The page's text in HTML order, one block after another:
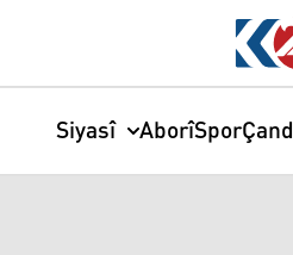
Siyasî AborîSporÇand